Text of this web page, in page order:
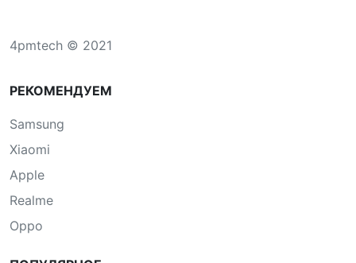
4pmtech © 2021
РЕКОМЕНДУЕМ
Samsung
Xiaomi
Apple
Realme
Oppo